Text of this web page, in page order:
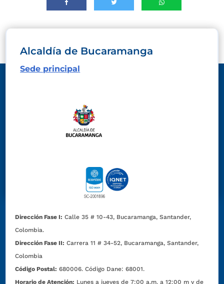
Alcaldía de Bucaramanga
Sede principal
Dirección Fase I: Calle 35 # 10-43, Bucaramanga, Santander,
Colombia.
Dirección Fase II: Carrera 11 # 34-52, Bucaramanga, Santander,
Colombia
Código Postal: 680006. Código Dane: 68001.
Horario de Atención: Lunes a jueves de 7:00 a.m. a 12:00 m y de